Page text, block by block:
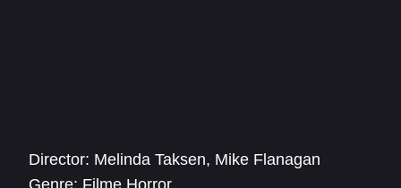
Director: Melinda Taksen, Mike Flanagan